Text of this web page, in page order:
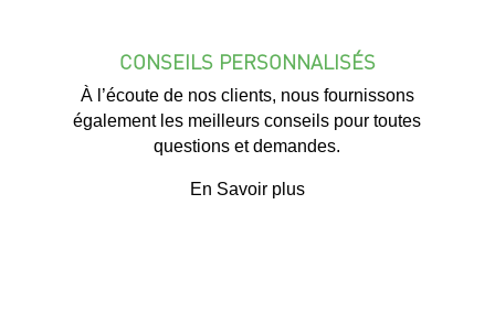
CONSEILS PERSONNALISÉS
À l’écoute de nos clients, nous fournissons
également les meilleurs conseils pour toutes
questions et demandes.
En Savoir plus